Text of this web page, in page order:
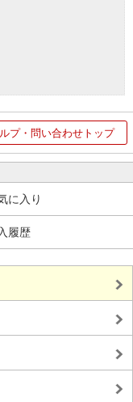
プ・問い合わせトップ
に入り
履歴